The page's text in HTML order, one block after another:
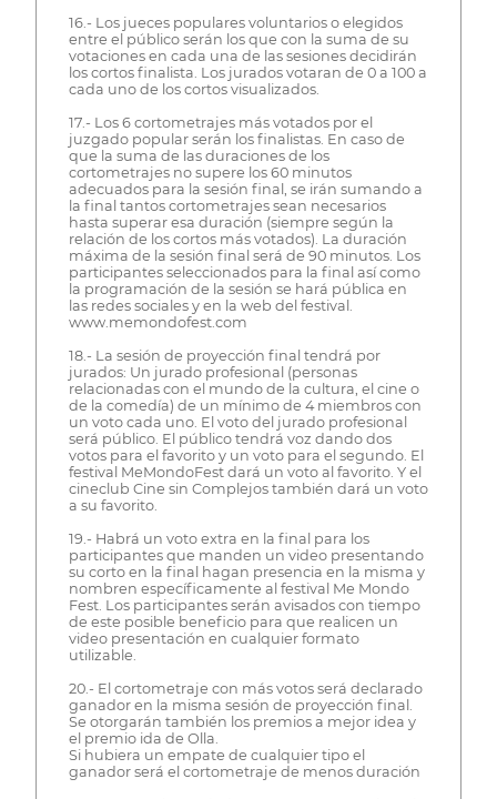
16.- Los jueces populares voluntarios o elegidos
entre el público serán los que con la suma de su
votaciones en cada una de las sesiones decidirán
los cortos finalista. Los jurados votaran de 0 a 100 a
cada uno de los cortos visualizados.
17.- Los 6 cortometrajes más votados por el
juzgado popular serán los finalistas. En caso de
que la suma de las duraciones de los
cortometrajes no supere los 60 minutos
adecuados para la sesión final, se irán sumando a
la final tantos cortometrajes sean necesarios
hasta superar esa duración (siempre según la
relación de los cortos más votados). La duración
máxima de la sesión final será de 90 minutos. Los
participantes seleccionados para la final así como
la programación de la sesión se hará pública en
las redes sociales y en la web del festival.
www.memondofest.com
18.- La sesión de proyección final tendrá por
jurados: Un jurado profesional (personas
relacionadas con el mundo de la cultura, el cine o
de la comedía) de un mínimo de 4 miembros con
un voto cada uno. El voto del jurado profesional
será público. El público tendrá voz dando dos
votos para el favorito y un voto para el segundo. El
festival MeMondoFest dará un voto al favorito. Y el
cineclub Cine sin Complejos también dará un voto
a su favorito.
19.- Habrá un voto extra en la final para los
participantes que manden un video presentando
su corto en la final hagan presencia en la misma y
nombren específicamente al festival Me Mondo
Fest. Los participantes serán avisados con tiempo
de este posible beneficio para que realicen un
video presentación en cualquier formato
utilizable.
20.- El cortometraje con más votos será declarado
ganador en la misma sesión de proyección final.
Se otorgarán también los premios a mejor idea y
el premio ida de Olla.
Si hubiera un empate de cualquier tipo el
ganador será el cortometraje de menos duración